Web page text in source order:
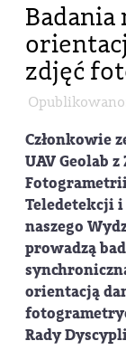
zdjęć
Członkowie
UAV Geolab z
Teledetekcji i
naszego
prowadzą
orientacją
Rady